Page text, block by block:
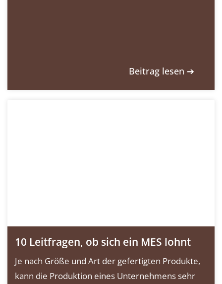
Beitrag lesen ➔
10 Leitfragen, ob sich ein MES lohnt
Je nach Größe und Art der gefertigten Produkte,
kann die Produktion eines Unternehmens sehr